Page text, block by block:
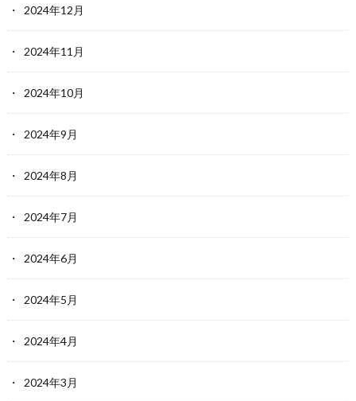
2024年12月
2024年11月
2024年10月
2024年9月
2024年8月
2024年7月
2024年6月
2024年5月
2024年4月
2024年3月